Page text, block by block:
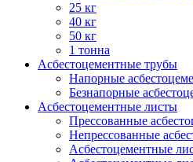
25 кг
40 кг
50 кг
1 тонна
Асбестоцементные трубы
Напорные
Безнапорные
Асбестоцементные листы
Прессованные
Непрессованные
Асбестоцементные